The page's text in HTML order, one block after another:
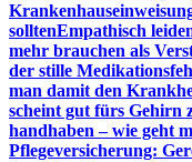
solltenEmpathisch
mehr brauchen als
der stille
man damit den
scheint gut fürs Gehirn
handhaben – wie geht
Pflegeversicherung: